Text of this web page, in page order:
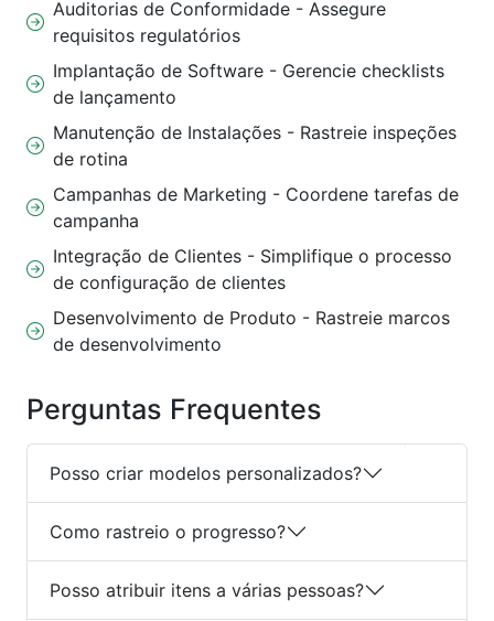
Auditorias de Conformidade - Assegure
requisitos regulatórios
Implantação de Software - Gerencie checklists
de lançamento
Manutenção de Instalações - Rastreie inspeções
de rotina
Campanhas de Marketing - Coordene tarefas de
campanha
Integração de Clientes - Simplifique o processo
de configuração de clientes
Desenvolvimento de Produto - Rastreie marcos
de desenvolvimento
Perguntas Frequentes
Posso criar modelos personalizados?
Como rastreio o progresso?
Posso atribuir itens a várias pessoas?